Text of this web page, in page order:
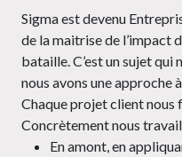
Sigma est devenu
de la maitrise de l’impact
bataille. C’est un sujet
nous avons une approche
Chaque projet client nous
Concrètement nous
En amont, en